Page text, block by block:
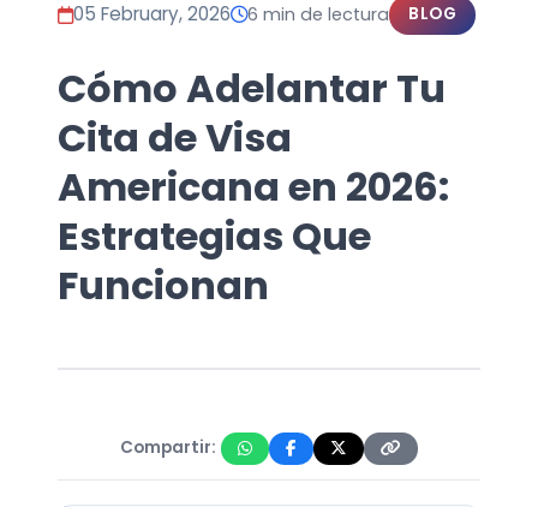
05 February, 2026 6 min de lectura BLOG
Cómo Adelantar Tu
Cita de Visa
Americana en 2026:
Estrategias Que
Funcionan
Compartir: